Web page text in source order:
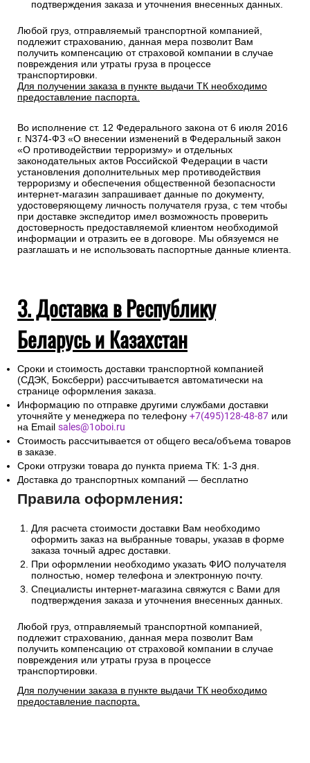
подтверждения заказа и уточнения внесенных данных.
Любой груз, отправляемый транспортной компанией,
подлежит страхованию, данная мера позволит Вам
получить компенсацию от страховой компании в случае
повреждения или утраты груза в процессе
транспортировки.
Для получении заказа в пункте выдачи ТК необходимо
предоставление паспорта.
Во исполнение ст. 12 Федерального закона от 6 июля 2016
г. N374-ФЗ «О внесении изменений в Федеральный закон
«О противодействии терроризму» и отдельных
законодательных актов Российской Федерации в части
установления дополнительных мер противодействия
терроризму и обеспечения общественной безопасности
интернет-магазин запрашивает данные по документу,
удостоверяющему личность получателя груза, с тем чтобы
при доставке экспедитор имел возможность проверить
достоверность предоставляемой клиентом необходимой
информации и отразить ее в договоре. Мы обязуемся не
разглашать и не использовать паспортные данные клиента.
3. Доставка в Республику
Беларусь и Казахстан
Сроки и стоимость доставки транспортной компанией
(СДЭК, Боксберри) рассчитывается автоматически на
странице оформления заказа.
Информацию по отправке другими службами доставки
уточняйте у менеджера по телефону +7(495)128-48-87 или
на Email sales@1oboi.ru
Стоимость рассчитывается от общего веса/объема товаров
в заказе.
Сроки отгрузки товара до пункта приема ТК: 1-3 дня.
Доставка до транспортных компаний — бесплатно
Правила оформления:
Для расчета стоимости доставки Вам необходимо
оформить заказ на выбранные товары, указав в форме
заказа точный адрес доставки.
При оформлении необходимо указать ФИО получателя
полностью, номер телефона и электронную почту.
Специалисты интернет-магазина свяжутся с Вами для
подтверждения заказа и уточнения внесенных данных.
Любой груз, отправляемый транспортной компанией,
подлежит страхованию, данная мера позволит Вам
получить компенсацию от страховой компании в случае
повреждения или утраты груза в процессе
транспортировки.
Для получении заказа в пункте выдачи ТК необходимо
предоставление паспорта.